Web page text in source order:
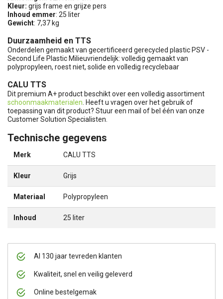
Al 130 jaar tevreden klanten
Kwaliteit, snel en veilig geleverd
Online bestelgemak
Kleur: grijs frame en grijze pers
Inhoud emmer: 25 liter
Gewicht: 7,37 kg
Duurzaamheid en TTS
Onderdelen gemaakt van gecertificeerd gerecycled plastic PSV -
Second Life Plastic Milieuvriendelijk: volledig gemaakt van
polypropyleen, roest niet, solide en volledig recyclebaar
CALU TTS
Dit premium A+ product beschikt over een volledig assortiment
schoonmaakmaterialen . Heeft u vragen over het gebruik of
toepassing van dit product? Stuur een mail of bel één van onze
Customer Solution Specialisten.
Technische gegevens
Merk CALU TTS
Kleur Grijs
Materiaal Polypropyleen
Inhoud 25 liter